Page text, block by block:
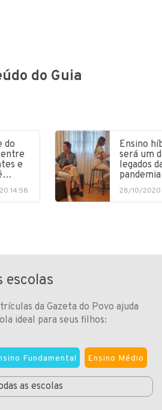
do Guia
do
e
14:58
Ensino
será um
legados
pandemia
28/10/2020
escolas
da Gazeta do Povo ajuda
ideal para seus filhos:
Fundamental Ensino Médio
as escolas